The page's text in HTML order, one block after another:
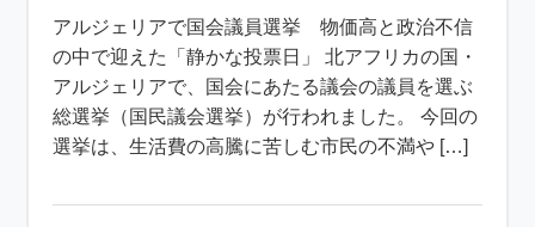
アルジェリアで国会議員選挙 物価高と政治不信
の中で迎えた「静かな投票日」 北アフリカの国・
アルジェリアで、国会にあたる議会の議員を選ぶ
総選挙（国民議会選挙）が行われました。 今回の
選挙は、生活費の高騰に苦しむ市民の不満や […]